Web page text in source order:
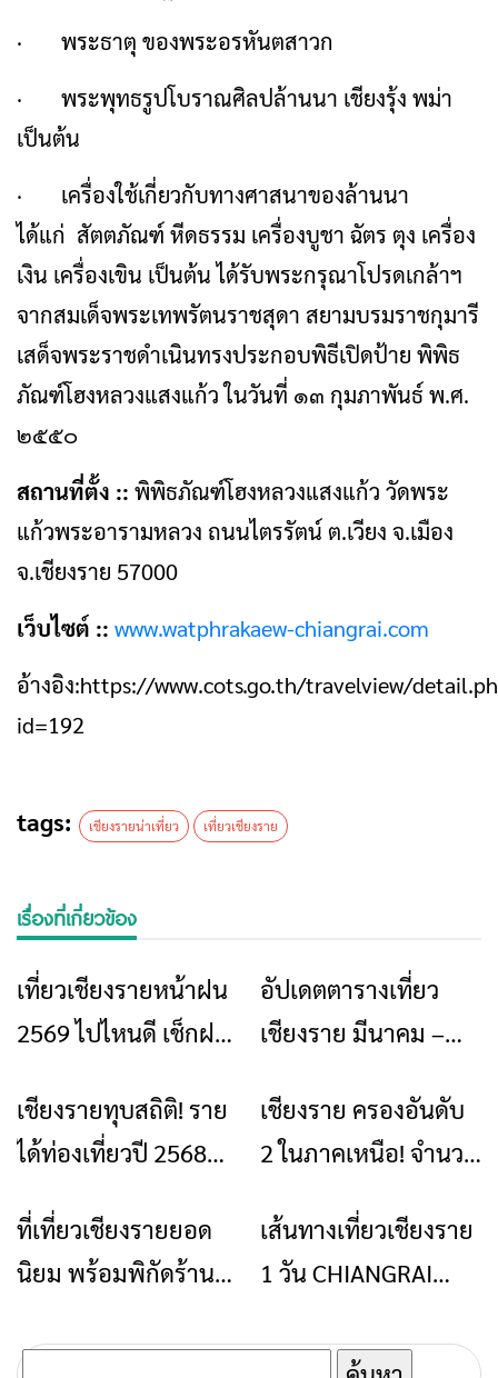
· พระธาตุ ของพระอรหันตสาวก
· พระพุทธรูปโบราณศิลปล้านนา เชียงรุ้ง พม่า
เป็นต้น
· เครื่องใช้เกี่ยวกับทางศาสนาของล้านนา
ได้แก่ สัตตภัณฑ์ หีดธรรม เครื่องบูชา ฉัตร ตุง เครื่อง
เงิน เครื่องเขิน เป็นต้น ได้รับพระกรุณาโปรดเกล้าฯ
จากสมเด็จพระเทพรัตนราชสุดา สยามบรมราชกุมารี
เสด็จพระราชดำเนินทรงประกอบพิธีเปิดป้าย พิพิธ
ภัณฑ์โฮงหลวงแสงแก้ว ในวันที่ ๑๓ กุมภาพันธ์ พ.ศ.
๒๕๕๐
สถานที่ตั้ง :: พิพิธภัณฑ์โฮงหลวงแสงแก้ว วัดพระ
แก้วพระอารามหลวง ถนนไตรรัตน์ ต.เวียง จ.เมือง
จ.เชียงราย 57000
เว็บไซต์ :: www.watphrakaew-chiangrai.com
อ้างอิง:https://www.cots.go.th/travelview/
id=192
tags: เชียงรายน่าเที่ยว เที่ยวเชียงราย
เรื่องที่เกี่ยวข้อง
ท่องเที่ยว
เที่ยวเชียงรายหน้าฝน
2569 ไปไหนดี เช็กฝน
เชียงรายอีกมุม
ข่าวเชียงราย ท่องเที่ยว
อัปเดตตารางเที่ยว
เชียงราย มีนาคม –
เยอะ กิจกรรมแน่น
ตลอด 3 เดือน!
ข่าวเชียงราย
เชียงรายทุบสถิติ! ราย
ได้ท่องเที่ยวปี 2568
ติดท็อป 9 ประเทศ
เตรียมรุกกลยุทธ์ปี 69
ข่าวเชียงราย
เชียงราย ครองอันดับ
2 ในภาคเหนือ! จำนวน
สูงที่สุด ปี 2568
ท่องเที่ยว
ที่เที่ยวเชียงรายยอด
นิยม พร้อมพิกัดร้าน
ท่องเที่ยว
เส้นทางเที่ยวเชียงราย
1 วัน CHIANGRAI
ค้นหา